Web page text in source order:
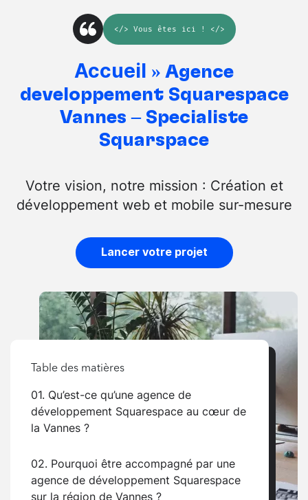
</> Vous êtes ici ! </>
Accueil » Agence
développement Squarespace
Vannes – Spécialiste
Squarspace
Votre vision, notre mission : Création et
développement web et mobile sur-mesure
Lancer votre projet
Table des matières
01. Qu’est-ce qu’une agence de
développement Squarespace au cœur de
la Vannes ?
02. Pourquoi être accompagné par une
agence de développement Squarespace
sur la région de Vannes ?